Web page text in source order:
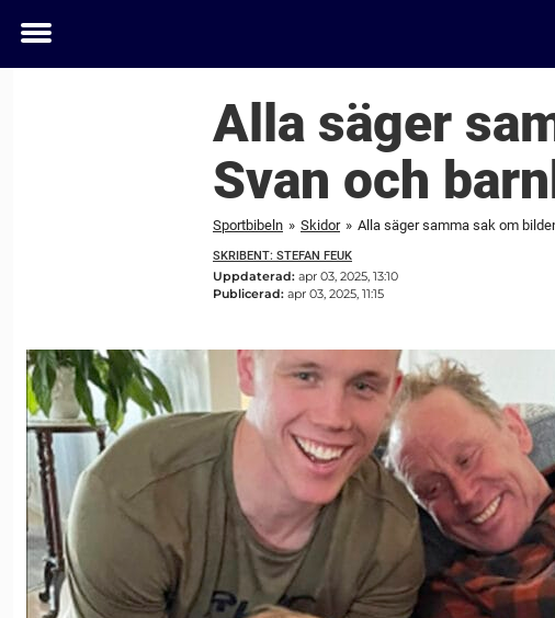
Toggle
Alla säger
Svan och
Sportbibeln » Skidor » Alla säger samma sak om
SKRIBENT: STEFAN FEUK
Uppdaterad: apr 03, 2025, 13:10
Publicerad: apr 03, 2025, 11:15